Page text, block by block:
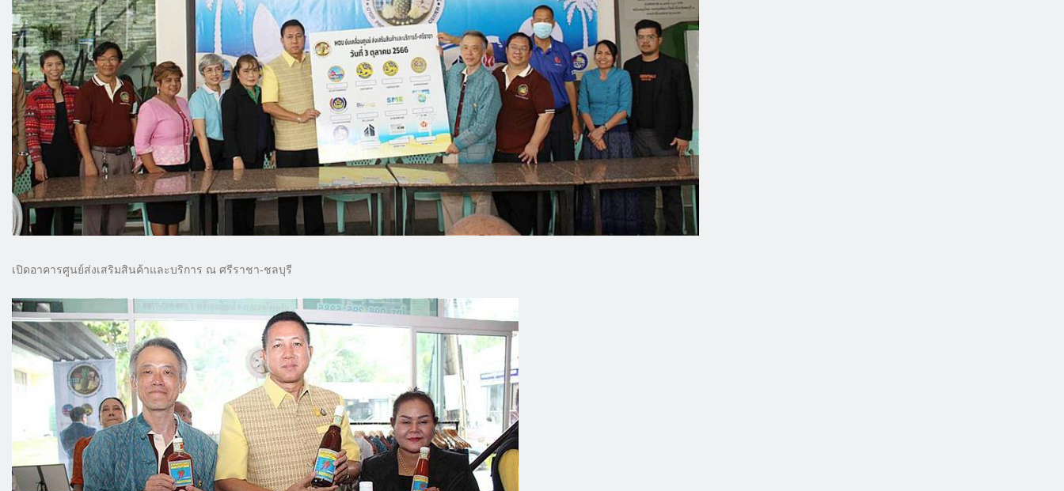
เปิดอาคารศูนย์ส่งเสริมสินค้าและบริการ ณ ศรีราชา-ชลบุรี